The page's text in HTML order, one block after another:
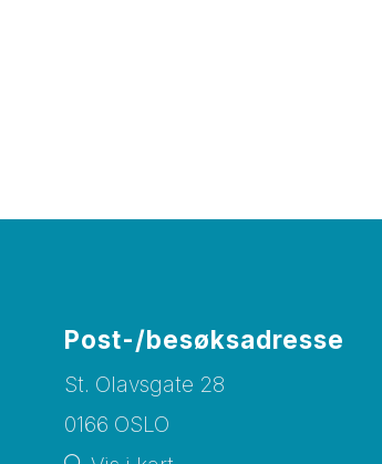
Post-/besøksadresse
St. Olavsgate 28
0166 OSLO